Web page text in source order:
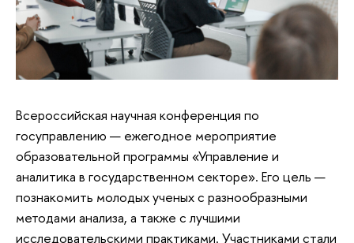
Всероссийская научная конференция по
госуправлению — ежегодное мероприятие
образовательной программы «Управление и
аналитика в государственном секторе». Его цель —
познакомить молодых ученых с разнообразными
методами анализа, а также с лучшими
исследовательскими практиками. Участниками стали